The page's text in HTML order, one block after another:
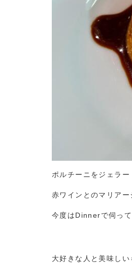
ポルチーニをジェラ
赤ワインとのマリア
今度はDinnerで伺っ
大好きな人と美味しい